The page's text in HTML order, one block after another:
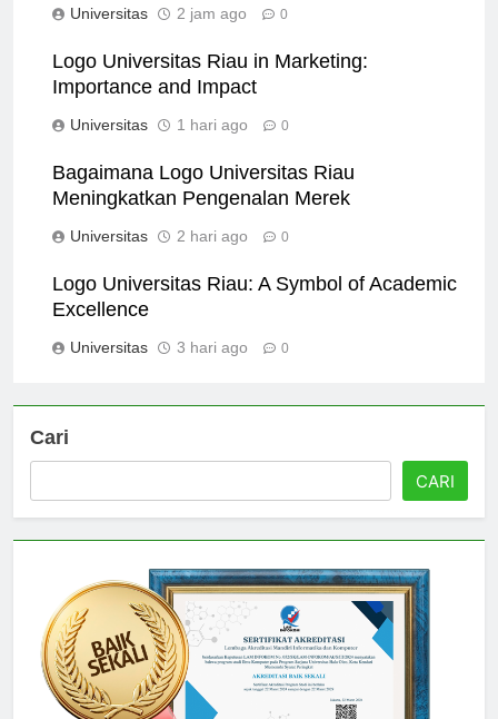
Logo Universitas Riau in Marketing:
Bagaimana Logo Universitas Riau
Logo Universitas Riau: A Symbol of Academic
Cari
CARI